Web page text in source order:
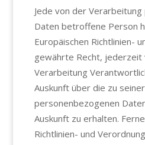
Jede von der
Daten betroffene Person
Europäischen Richtlinien-
gewährte Recht, jederzeit
Verarbeitung
Auskunft über die zu
personenbezogenen
Auskunft zu erhalten.
Richtlinien- und